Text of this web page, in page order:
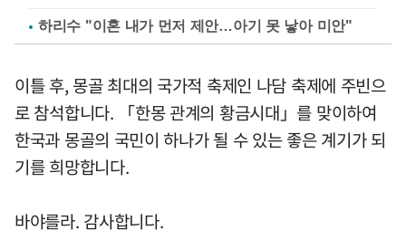
하리수 "이혼 내가 먼저 제안…아기 못 낳아 미안"
이틀 후, 몽골 최대의 국가적 축제인 나담 축제에 주빈으
로 참석합니다. 「한몽 관계의 황금시대」를 맞이하여
한국과 몽골의 국민이 하나가 될 수 있는 좋은 계기가 되
기를 희망합니다.
바야를라. 감사합니다.